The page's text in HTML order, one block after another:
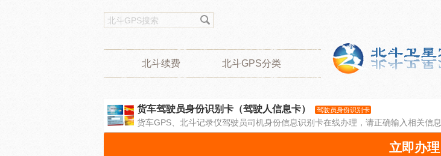
北斗续费 北斗GPS分类
货车驾驶员身份识别卡（驾驶人信息卡） 驾驶员身份识别卡
货车GPS、北斗记录仪驾驶员司机身份信息识别卡在线办理，请正确输入相关信息
立即办理